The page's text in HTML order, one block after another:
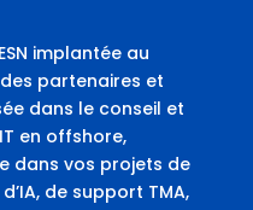
implantée au
partenaires et
dans le conseil et
en offshore,
dans vos projets de
de support TMA,